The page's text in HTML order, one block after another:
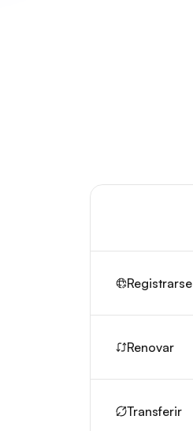
Registrarse
Renovar
Transferir